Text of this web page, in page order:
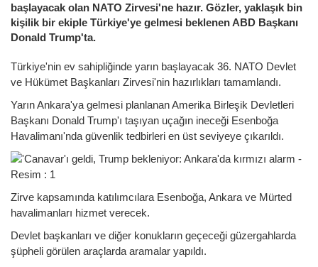
başlayacak olan NATO Zirvesi'ne hazır. Gözler, yaklaşık bin
kişilik bir ekiple Türkiye'ye gelmesi beklenen ABD Başkanı
Donald Trump'ta.
Türkiye'nin ev sahipliğinde yarın başlayacak 36. NATO Devlet
ve Hükümet Başkanları Zirvesi'nin hazırlıkları tamamlandı.
Yarın Ankara'ya gelmesi planlanan Amerika Birleşik Devletleri
Başkanı Donald Trump'ı taşıyan uçağın ineceği Esenboğa
Havalimanı'nda güvenlik tedbirleri en üst seviyeye çıkarıldı.
Zirve kapsamında katılımcılara Esenboğa, Ankara ve Mürted
havalimanları hizmet verecek.
Devlet başkanları ve diğer konukların geçeceği güzergahlarda
şüpheli görülen araçlarda aramalar yapıldı.